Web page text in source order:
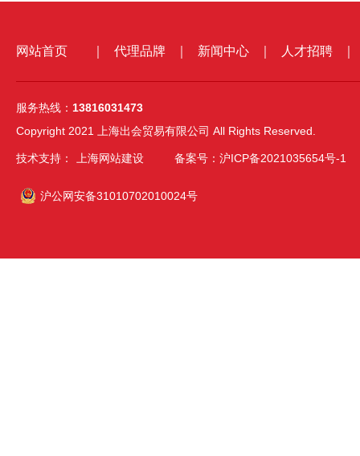
网站首页 代理品牌 新闻中心 人才招聘
服务热线： 13816031473
Copyright 2021 上海出会贸易有限公司 All Rights Reserved.
技术支持： 上海网站建设 备案号：沪ICP备2021035654号-1
沪公网安备31010702010024号